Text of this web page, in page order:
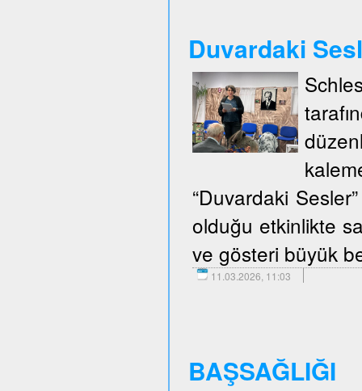
Duvardaki
“Duvardaki
olduğu etkinlikte
ve gösteri büyük
11.03.2026, 11:03
BAŞSAĞLIĞI